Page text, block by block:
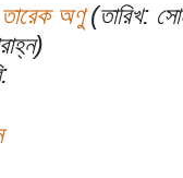
তারেক অণু(তারিখ: